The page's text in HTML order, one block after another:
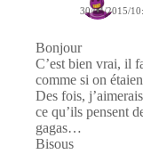
30/04/2015/
Bonjour
C’est bien vrai, il
comme si on
Des fois,
ce qu’ils pensent
gagas…
Bisous